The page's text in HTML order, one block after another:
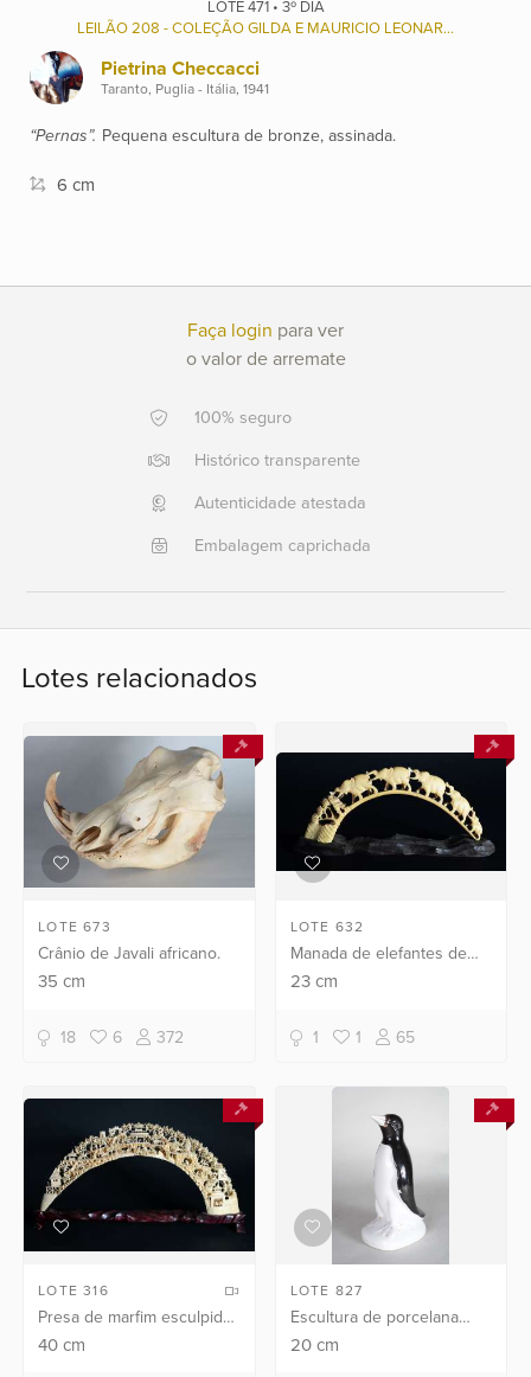
catálogo
Leilões
R$
Ajuda?
21
2553
+55
21
Fale
conosco
LOTE 471 • 3º DIA
LEILÃO 208 - COLEÇÃO GILDA E MAURICIO LEONARDOS (1937/2022), E OUTROS.
Pietrina Checcacci
Taranto, Puglia - Itália, 1941
“Pernas”. Pequena escultura de bronze, assinada.
6 cm
Faça login para ver
o valor de arremate
100% seguro
Histórico transparente
Autenticidade atestada
Embalagem caprichada
Lotes relacionados
LOTE 673
Crânio de Javali africano.
35cm
18 6 372
LOTE 632
Manada de elefantes de
marfim, base de madeira.
23 cm
1 1 65
LOTE 316
Presa de marfim esculpida
com pagodes e figuras,
40cm
LOTE 827
Escultura de porcelana
representando pinguim.
20 cm